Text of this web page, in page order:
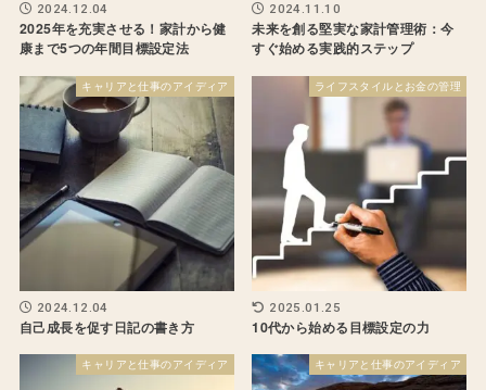
2024.12.04
2025年を充実させる！家計から健
康まで5つの年間目標設定法
2024.11.10
未来を創る堅実な家計管理術：今
すぐ始める実践的ステップ
キャリアと仕事のアイディア
2024.12.04
自己成長を促す日記の書き方
ライフスタイルとお金の管理
2025.01.25
10代から始める目標設定の力
キャリアと仕事のアイディア キャリアと仕事のアイディア